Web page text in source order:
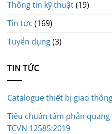
Thông tin kỹ thuật(19)
Tin tức (169)
Tuyển dụng(3)
TIN TỨC
Catalogue thiết bị giao
Tiêu chuẩn tấm phản
TCVN 12585:2019